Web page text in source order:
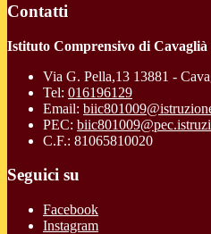
Contatti
Istituto Comprensivo di
Via G. Pella,13 13881 -
Tel: 016196129
Email:
PEC:
C.F.: 81065810020
Seguici su
Facebook
Instagram